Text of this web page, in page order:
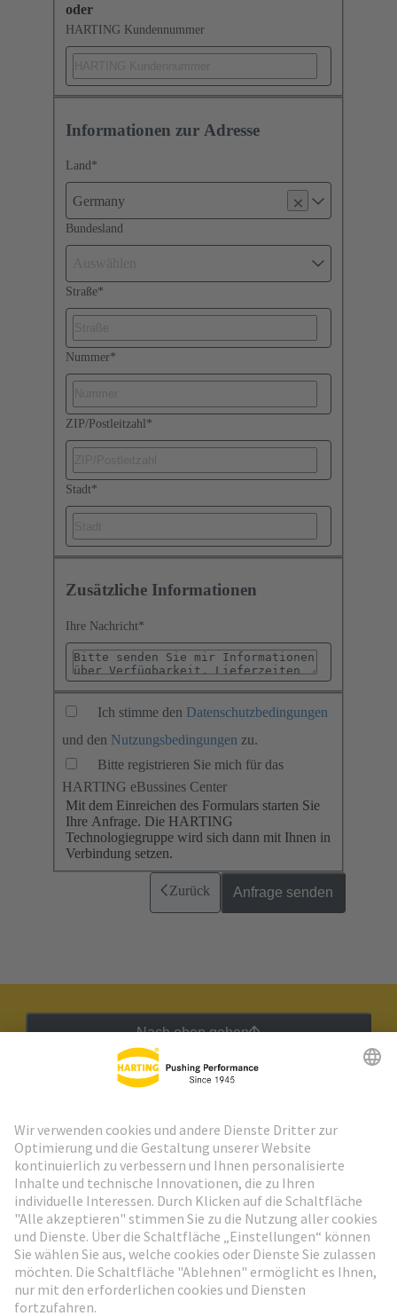
oder
HARTING Kundennummer
Informationen zur Adresse
Land *
Germany
Bundesland
Straße*
Nummer*
ZIP/Postleitzahl *
Stadt*
Zusätzliche Informationen
Ihre Nachricht*
Ich stimme den Datenschutzbedingungen
und den Nutzungsbedingungen zu.
Bitte registrieren Sie mich für das
HARTING eBussines Center
Mit dem Einreichen des Formulars starten Sie
Ihre Anfrage. Die HARTING
Technologiegruppe wird sich dann mit Ihnen in
Verbindung setzen.
Zurück Anfrage senden
Nach oben gehen
Weiter zur Anmeldung
Social Media